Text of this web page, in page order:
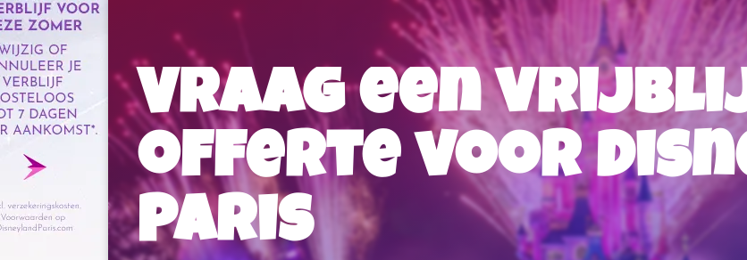
Vraag een
offerte voor
Paris